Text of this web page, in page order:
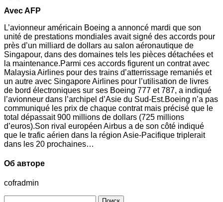
Avec AFP
L’avionneur américain Boeing a annoncé mardi que son
unité de prestations mondiales avait signé des accords pour
près d’un milliard de dollars au salon aéronautique de
Singapour, dans des domaines tels les pièces détachées et
la maintenance.Parmi ces accords figurent un contrat avec
Malaysia Airlines pour des trains d’atterrissage remaniés et
un autre avec Singapore Airlines pour l’utilisation de livres
de bord électroniques sur ses Boeing 777 et 787, a indiqué
l’avionneur dans l’archipel d’Asie du Sud-Est.Boeing n’a pas
communiqué les prix de chaque contrat mais précisé que le
total dépassait 900 millions de dollars (725 millions
d’euros).Son rival européen Airbus a de son côté indiqué
que le trafic aérien dans la région Asie-Pacifique triplerait
dans les 20 prochaines…
Об авторе
cofradmin